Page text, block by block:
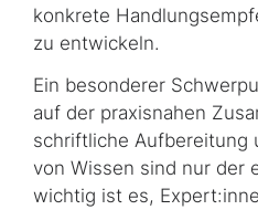
konkrete
zu entwickeln.
Ein besonderer
auf der praxisnahen
schriftliche Aufbereitung
von Wissen sind nur der
wichtig ist es,